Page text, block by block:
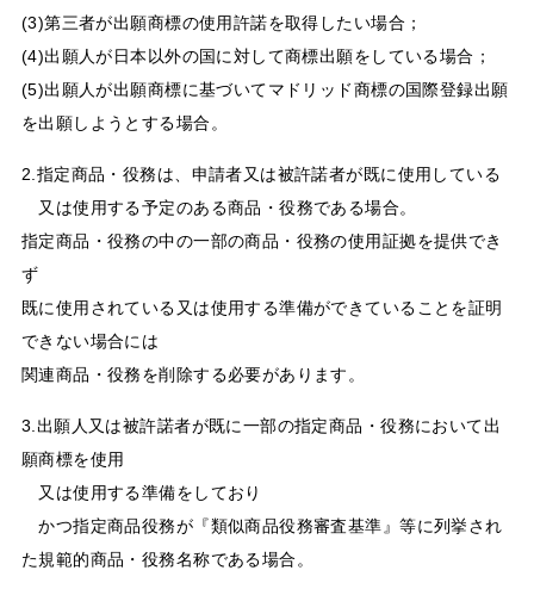
(3)第三者が出願商標の使用許諾を取得したい場合；
(4)出願人が日本以外の国に対して商標出願をしている場合；
(5)出願人が出願商標に基づいてマドリッド商標の国際登録出願
を出願しようとする場合。
2.指定商品・役務は、申請者又は被許諾者が既に使用している
又は使用する予定のある商品・役務である場合。
指定商品・役務の中の一部の商品・役務の使用証拠を提供でき
ず
既に使用されている又は使用する準備ができていることを証明
できない場合には
関連商品・役務を削除する必要があります。
3.出願人又は被許諾者が既に一部の指定商品・役務において出
願商標を使用
又は使用する準備をしており
かつ指定商品役務が『類似商品役務審査基準』等に列挙され
た規範的商品・役務名称である場合。